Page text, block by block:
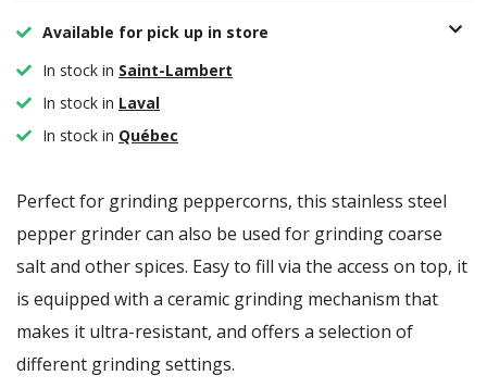
Available for pick up in store
In stock in Saint-Lambert
In stock in Laval
In stock in Québec
Perfect for grinding peppercorns, this stainless steel
pepper grinder can also be used for grinding coarse
salt and other spices. Easy to fill via the access on top, it
is equipped with a ceramic grinding mechanism that
makes it ultra-resistant, and offers a selection of
different grinding settings.